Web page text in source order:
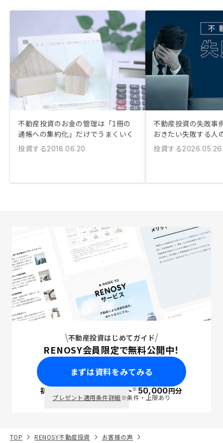
不動産投資のお金の管理は「1冊の
通帳への集約化」だけでうまくいく
投資する2018.06.20
不動産投資の失敗事
おきたい失敗する人
投資する2026.05.26
不動産投資はじめてガイド
RENOSY会員限定で無料公開中！
まずは資料をみてみる
初回面談で ポイント※50,000円分
プレゼント適用条件詳細※条件・上限あり
TOP RENOSY不動産投資
お客様の声